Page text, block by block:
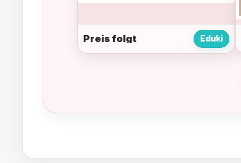
Preis folgt Eduki